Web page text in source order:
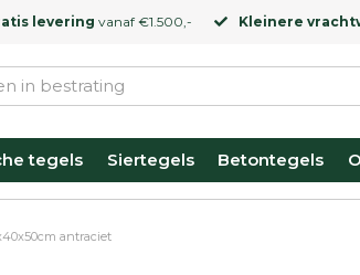
levering vanaf €1.500,- Kleinere
tegels Siertegels Betontegels
antraciet